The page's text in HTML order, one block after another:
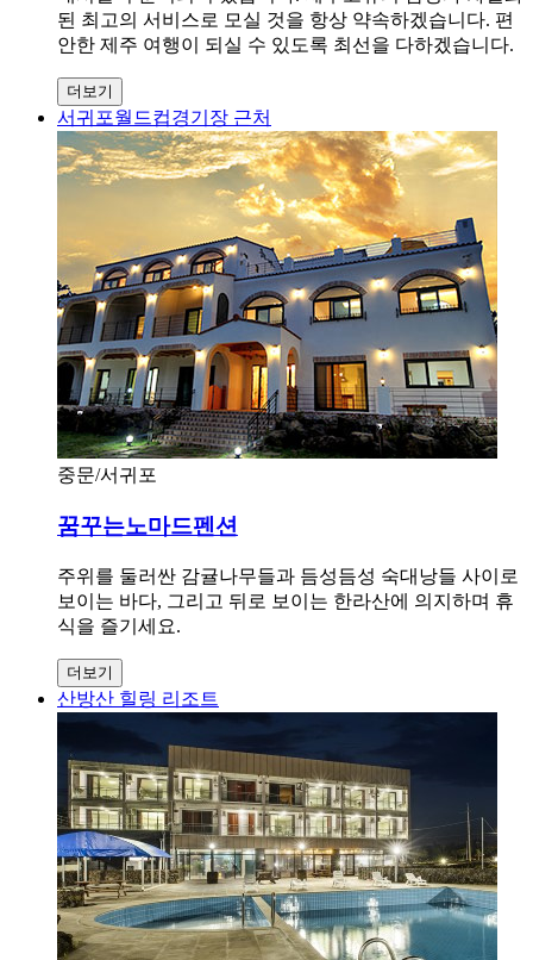
된 최고의 서비스로 모실 것을 항상 약속하겠습니다. 편
안한 제주 여행이 되실 수 있도록 최선을 다하겠습니다.
더보기
서귀포월드컵경기장 근처
중문/서귀포
꿈꾸는노마드펜션
주위를 둘러싼 감귤나무들과 듬성듬성 숙대낭들 사이로
보이는 바다, 그리고 뒤로 보이는 한라산에 의지하며 휴
식을 즐기세요.
더보기
산방산 힐링 리조트